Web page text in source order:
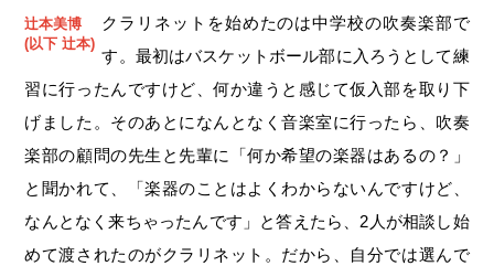
辻本美博
(以下 辻本)
クラリネットを始めたのは中学校の吹奏楽部で
す。最初はバスケットボール部に入ろうとして練
習に行ったんですけど、何か違うと感じて仮入部を取り下
げました。そのあとになんとなく音楽室に行ったら、吹奏
楽部の顧問の先生と先輩に「何か希望の楽器はあるの？」
と聞かれて、「楽器のことはよくわからないんですけど、
なんとなく来ちゃったんです」と答えたら、2人が相談し始
めて渡されたのがクラリネット。だから、自分では選んで